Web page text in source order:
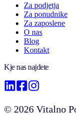
Za podjetja
Za ponudnike
Za zaposlene
O nas
Blog
Kontakt
Kje nas najdete
© 2026 Vitalno